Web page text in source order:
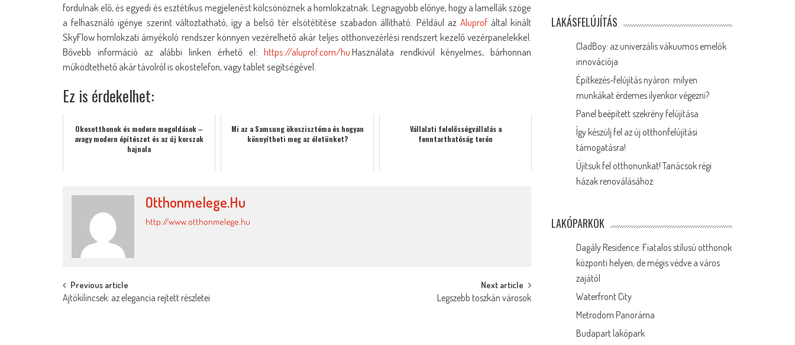
fordulnak elő, és egyedi és esztétikus megjelenést kölcsönöznek a homlokzatnak. Legnagyobb előnye, hogy a lamellák szöge
a felhasználó igénye szerint változtatható, így a belső tér elsötétítése szabadon állítható. Például az Aluprofáltal kínált
SkyFlow homlokzati árnyékoló rendszer könnyen vezérelhető akár teljes otthonvezérlési rendszert kezelő vezérpanelekkel.
Bővebb információ az alábbi linken érhető el: https://aluprof.com/hu.Használata rendkívül kényelmes, bárhonnan
működtethető akár távolról is okostelefon, vagy tablet segítségével.
Ez is érdekelhet:
Okosotthonok és modern megoldások –
avagy modern építészet és az új korszak
hajnala
Mi az a Samsung ökoszisztéma és hogyan
könnyítheti meg az életünket?
Vállalati felelősségvállalás a
fenntarthatóság terén
Otthonmelege.hu
http://www.otthonmelege.hu
Post
navigation
Previous article
Ajtókilincsek: az elegancia rejtett részletei
Next article
Legszebb toszkán városok
LAKÁSFELÚJÍTÁS
CladBoy: az univerzális vákuumos emelők
innovációja
Építkezés-felújítás nyáron: milyen
munkákat érdemes ilyenkor végezni?
Panel beépített szekrény felújítása
Így készülj fel az új otthonfelújítási
támogatásra!
Újítsuk fel otthonunkat! Tanácsok régi
házak renoválásához
LAKÓPARKOK
Dagály Residence: Fiatalos stílusú otthonok
központi helyen, de mégis védve a város
zajától
Waterfront City
Metrodom Panoráma
Budapart lakópark